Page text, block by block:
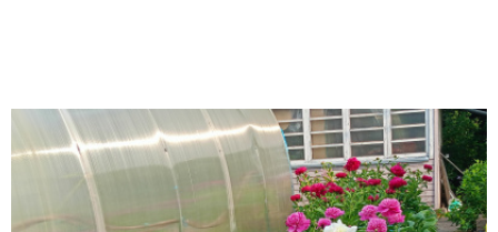
Все публикации 757
534